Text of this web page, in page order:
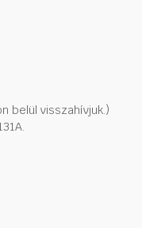
belül visszahívjuk.)